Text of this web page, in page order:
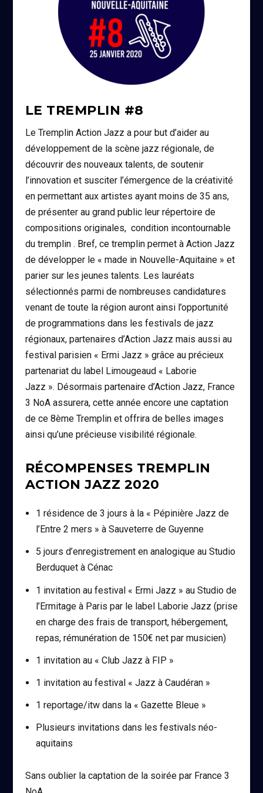
LE TREMPLIN #8
Le Tremplin Action Jazz a pour but d’aider au
développement de la scène jazz régionale, de
découvrir des nouveaux talents, de soutenir
l’innovation et susciter l’émergence de la créativité
en permettant aux artistes ayant moins de 35 ans,
de présenter au grand public leur répertoire de
compositions originales, condition incontournable
du tremplin . Bref, ce tremplin permet à Action Jazz
de développer le « made in Nouvelle-Aquitaine » et
parier sur les jeunes talents. Les lauréats
sélectionnés parmi de nombreuses candidatures
venant de toute la région auront ainsi l’opportunité
de programmations dans les festivals de jazz
régionaux, partenaires d’Action Jazz mais aussi au
festival parisien « Ermi Jazz » grâce au précieux
partenariat du label Limougeaud « Laborie
Jazz ». Désormais partenaire d’Action Jazz, France
3 NoA assurera, cette année encore une captation
de ce 8ème Tremplin et offrira de belles images
ainsi qu’une précieuse visibilité régionale.
RÉCOMPENSES TREMPLIN
ACTION JAZZ 2020
1 résidence de 3 jours à la « Pépinière Jazz de
l’Entre 2 mers » à Sauveterre de Guyenne
5 jours d’enregistrement en analogique au Studio
Berduquet à Cénac
1 invitation au festival « Ermi Jazz » au Studio de
l’Ermitage à Paris par le label Laborie Jazz (prise
en charge des frais de transport, hébergement,
repas, rémunération de 150€ net par musicien)
1 invitation au « Club Jazz à FIP »
1 invitation au festival « Jazz à Caudéran »
1 reportage/itw dans la « Gazette Bleue »
Plusieurs invitations dans les festivals néo-
aquitains
Sans oublier la captation de la soirée par France 3